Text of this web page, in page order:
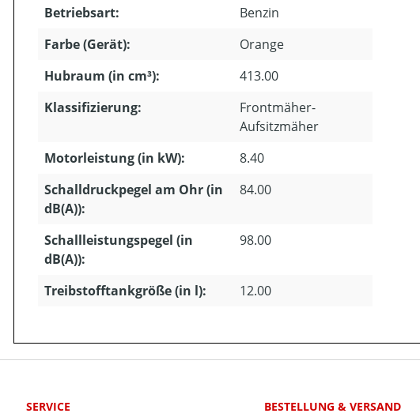
Betriebsart:
Benzin
Farbe (Gerät):
Orange
Hubraum (in cm³):
413.00
Klassifizierung:
Frontmäher-
Aufsitzmäher
Motorleistung (in kW):
8.40
Schalldruckpegel am Ohr (in
dB(A)):
84.00
Schallleistungspegel (in
dB(A)):
98.00
Treibstofftankgröße (in l): 12.00
SERVICE
BESTELLUNG & VERSAND